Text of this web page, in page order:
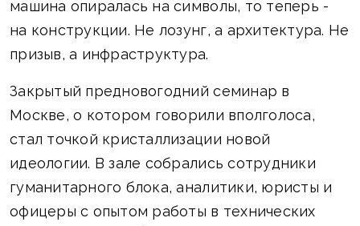
машина опиралась на символы, то теперь -
на конструкции. Не лозунг, а архитектура. Не
призыв, а инфраструктура.
Закрытый предновогодний семинар в
Москве, о котором говорили вполголоса,
стал точкой кристаллизации новой
идеологии. В зале собрались сотрудники
гуманитарного блока, аналитики, юристы и
офицеры с опытом работы в технических